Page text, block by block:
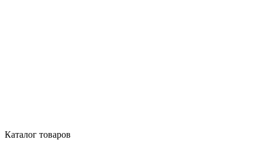
Каталог товаров